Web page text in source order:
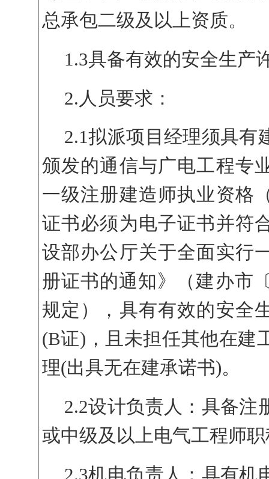
总承包二级及以上资质。
1.3具备有效的安全生产
2.人员要求：
2.1拟派项目 经理须具有
颁发的通信与广电工程专
一级注册建造师执业资格
证书必须为电子证书并符
设部办公厅关于全面实行
册证书的通知》（建办市
规定），具有有效的安全
(B证)，且未担任其他在建
理(出具无在建承诺书)。
2.2设计负责人：具备注
或中级及以上电气工程师
2.3机电负责人：具有机